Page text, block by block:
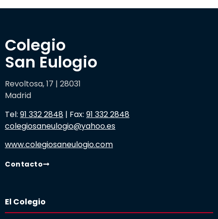
Colegio
San Eulogio
Revoltosa, 17 | 28031
Madrid
Tel: 91 332 2848 | Fax: 91 332 2848
colegiosaneulogio@yahoo.es
www.colegiosaneulogio.com
Contacto
El Colegio